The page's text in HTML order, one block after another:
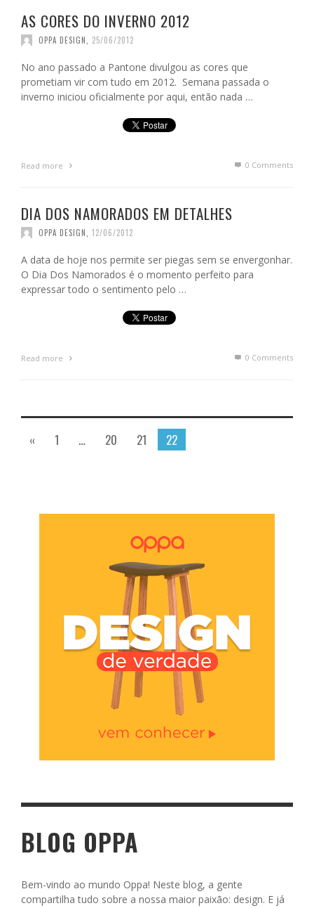
AS CORES DO INVERNO 2012
OPPA DESIGN 25/06/2012
No ano passado a Pantone divulgou as cores que
prometiam vir com tudo em 2012. Semana passada o
inverno iniciou oficialmente por aqui, então nada …
Read more 0 Comments
DIA DOS NAMORADOS EM DETALHES
OPPA DESIGN 12/06/2012
A data de hoje nos permite ser piegas sem se envergonhar.
O Dia Dos Namorados é o momento perfeito para
expressar todo o sentimento pelo …
Read more 0 Comments
« 1 … 20 21 22
BLOG OPPA
Bem-vindo ao mundo Oppa! Neste blog, a gente
compartilha tudo sobre a nossa maior paixão: design. E já